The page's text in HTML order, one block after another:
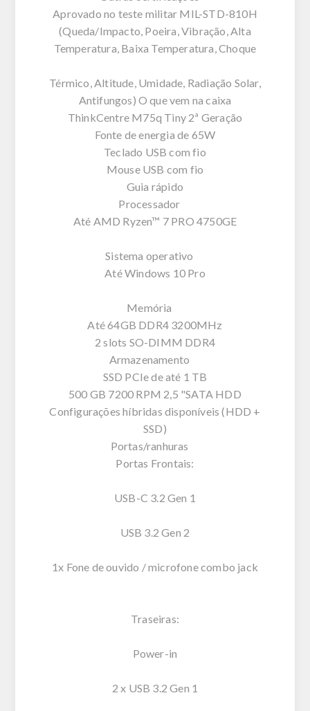
Aprovado no teste militar MIL-STD-810H
(Queda/Impacto, Poeira, Vibração, Alta
Temperatura, Baixa Temperatura, Choque
Térmico, Altitude, Umidade, Radiação Solar,
Antifungos) O que vem na caixa
ThinkCentre M75q Tiny 2ª Geração
Fonte de energia de 65W
Teclado USB com fio
Mouse USB com fio
Guia rápido
Processador
Até AMD Ryzen™ 7 PRO 4750GE
Sistema operativo
Até Windows 10 Pro
Memória
Até 64GB DDR4 3200MHz
2 slots SO-DIMM DDR4
Armazenamento
SSD PCIe de até 1 TB
500 GB 7200 RPM 2,5 "SATA HDD
Configurações híbridas disponíveis (HDD +
SSD)
Portas/ranhuras
Portas Frontais:
USB-C 3.2 Gen 1
USB 3.2 Gen 2
1x Fone de ouvido / microfone combo jack
Traseiras:
Power-in
2 x USB 3.2 Gen 1